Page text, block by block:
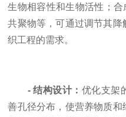
生物相容性和生物活性；
共聚物等，可通过调节其降
织工程的需求。
- 结构设计： 优化支架
善孔径分布，使营养物质